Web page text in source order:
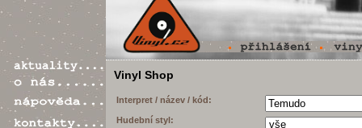
Vinyl Shop
Interpret / název / kód:
Hudební styl: